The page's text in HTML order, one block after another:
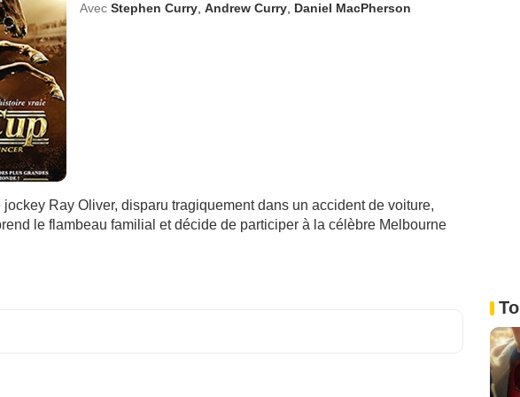
Avec Stephen Curry, Andrew Curry, Daniel MacPherson
Ray Oliver, disparu tragiquement dans un accident de voiture,
le flambeau familial et décide de participer à la célèbre Melbourne